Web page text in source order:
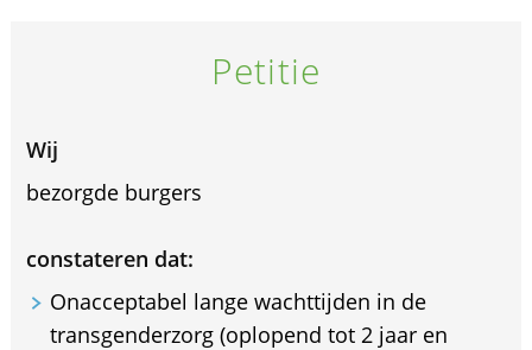
Petitie
Wij
bezorgde burgers
constateren dat:
Onacceptabel lange wachttijden in de
transgenderzorg (oplopend tot 2 jaar en